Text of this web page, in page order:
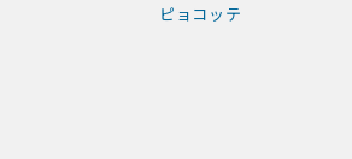
ピョコッテ